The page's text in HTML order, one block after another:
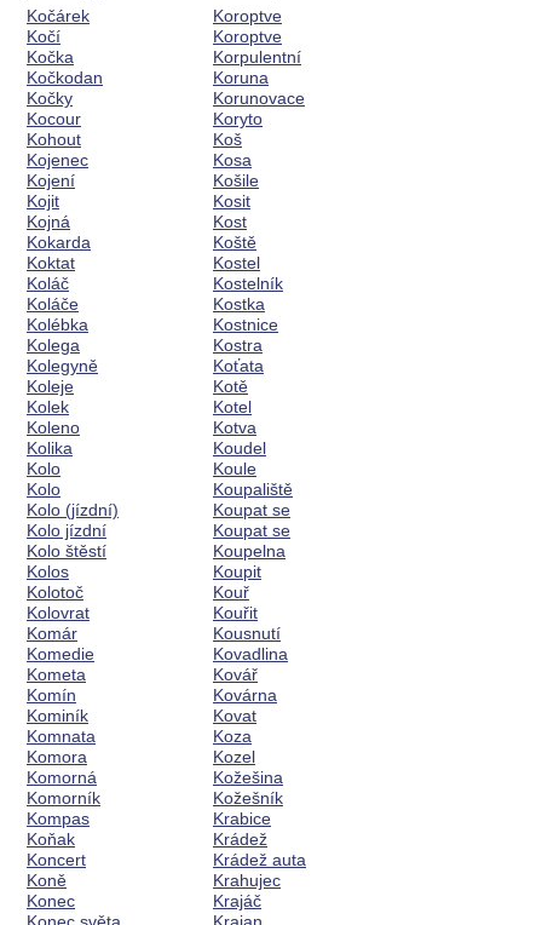
Kočárek
Kočí
Kočka
Kočkodan
Kočky
Kocour
Kohout
Kojenec
Kojení
Kojit
Kojná
Kokarda
Koktat
Koláč
Koláče
Kolébka
Kolega
Kolegyně
Koleje
Kolek
Koleno
Kolika
Kolo
Kolo
Kolo (jízdní)
Kolo jízdní
Kolo štěstí
Kolos
Kolotoč
Kolovrat
Komár
Komedie
Kometa
Komín
Kominík
Komnata
Komora
Komorná
Komorník
Kompas
Koňak
Koncert
Koně
Konec
Koroptve
Koroptve
Korpulentní
Koruna
Korunovace
Koryto
Koš
Kosa
Košile
Kosit
Kost
Koště
Kostel
Kostelník
Kostka
Kostnice
Kostra
Koťata
Kotě
Kotel
Kotva
Koudel
Koule
Koupaliště
Koupat se
Koupat se
Koupelna
Koupit
Kouř
Kouřit
Kousnutí
Kovadlina
Kovář
Kovárna
Kovat
Koza
Kozel
Kožešina
Kožešník
Krabice
Krádež
Krádež auta
Krahujec
Krajáč